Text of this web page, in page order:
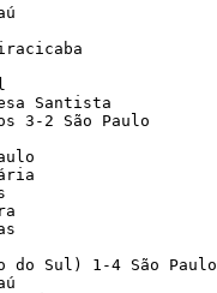
Jaú
Piracicaba
Santista
[qualifying tournament]
Paulo
do Sul) 1-4 São